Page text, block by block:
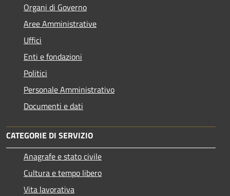
Organi di Governo
Aree Amministrative
Uffici
Enti e fondazioni
Politici
Personale Amministrativo
Documenti e dati
CATEGORIE DI SERVIZIO
Anagrafe e stato civile
Cultura e tempo libero
Vita lavorativa